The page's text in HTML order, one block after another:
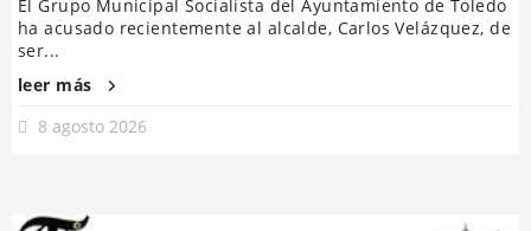
El Grupo Municipal Socialista del Ayuntamiento de Toledo
ha acusado recientemente al alcalde, Carlos Velázquez, de
ser...
leer más
8 agosto 2026